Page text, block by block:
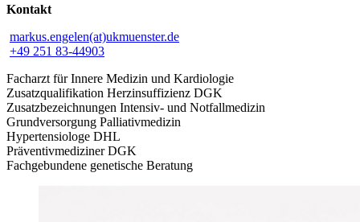
Kontakt
markus.engelen(at)ukmuenster.de
+49 251 83-44903
Facharzt für Innere Medizin und Kardiologie
Zusatzqualifikation Herzinsuffizienz DGK
Zusatzbezeichnungen Intensiv- und Notfallmedizin
Grundversorgung Palliativmedizin
Hypertensiologe DHL
Präventivmediziner DGK
Fachgebundene genetische Beratung